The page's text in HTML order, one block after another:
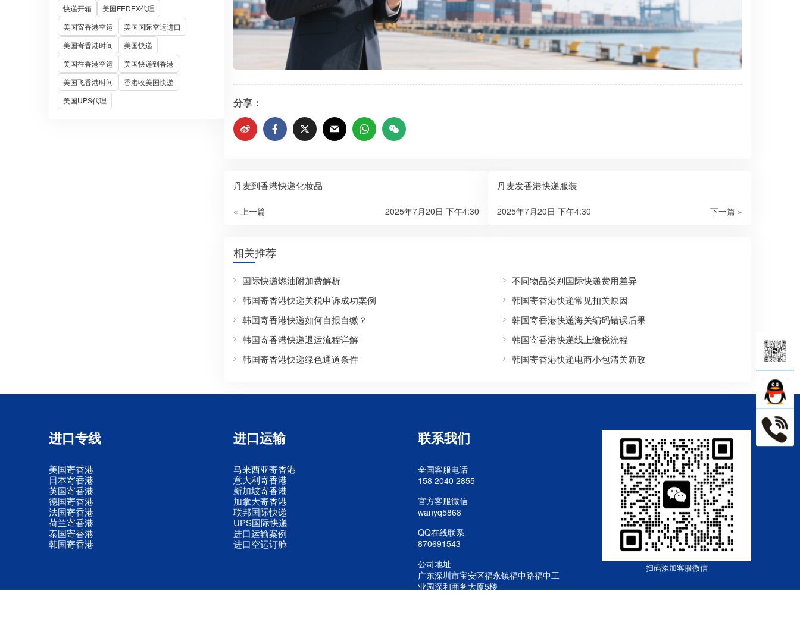
快递开箱
美国FEDEX代理
美国寄香港空运
美国国际空运进口
美国寄香港时间
美国快递
美国往香港空运
美国快递到香港
美国飞香港时间
香港收美国快递
美国UPS代理
分享：
丹麦到香港快递化妆品
« 上一篇 2025年7月20日 下午4:30
丹麦发香港快递服装
下一篇 »
2025年7月20日 下午4:30
相关推荐
国际快递燃油附加费解析
不同物品类别国际快递费用差异
韩国寄香港快递关税申诉成功案例
韩国寄香港快递常见扣关原因
韩国寄香港快递如何自报自缴？
韩国寄香港快递海关编码错误后果
韩国寄香港快递退运流程详解
韩国寄香港快递线上缴税流程
韩国寄香港快递绿色通道条件
韩国寄香港快递电商小包清关新政
进口专线
美国寄香港
日本寄香港
英国寄香港
德国寄香港
法国寄香港
荷兰寄香港
泰国寄香港
韩国寄香港
进口运输
马来西亚寄香港
意大利寄香港
新加坡寄香港
加拿大寄香港
联邦国际快递
UPS国际快递
进口运输案例
进口空运订舱
联系我们
全国客服电话
158 2040 2855
官方客服微信
wanyq5868
QQ在线联系
870691543
公司地址
广东深圳市宝安区福永镇福中路福中工
业园深和商务大厦5楼
扫码添加客服微信